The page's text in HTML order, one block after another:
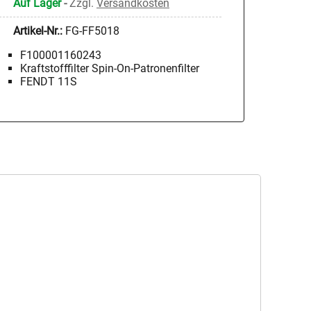
Auf Lager-Zzgl. Versandkosten
Artikel-Nr.: FG-FF5018
F100001160243
Kraftstofffilter Spin-On-Patronenfilter
FENDT 11S